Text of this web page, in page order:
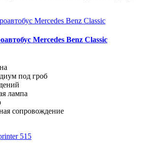
Mercedes Benz Classic
под гроб
лампа
сопровождение